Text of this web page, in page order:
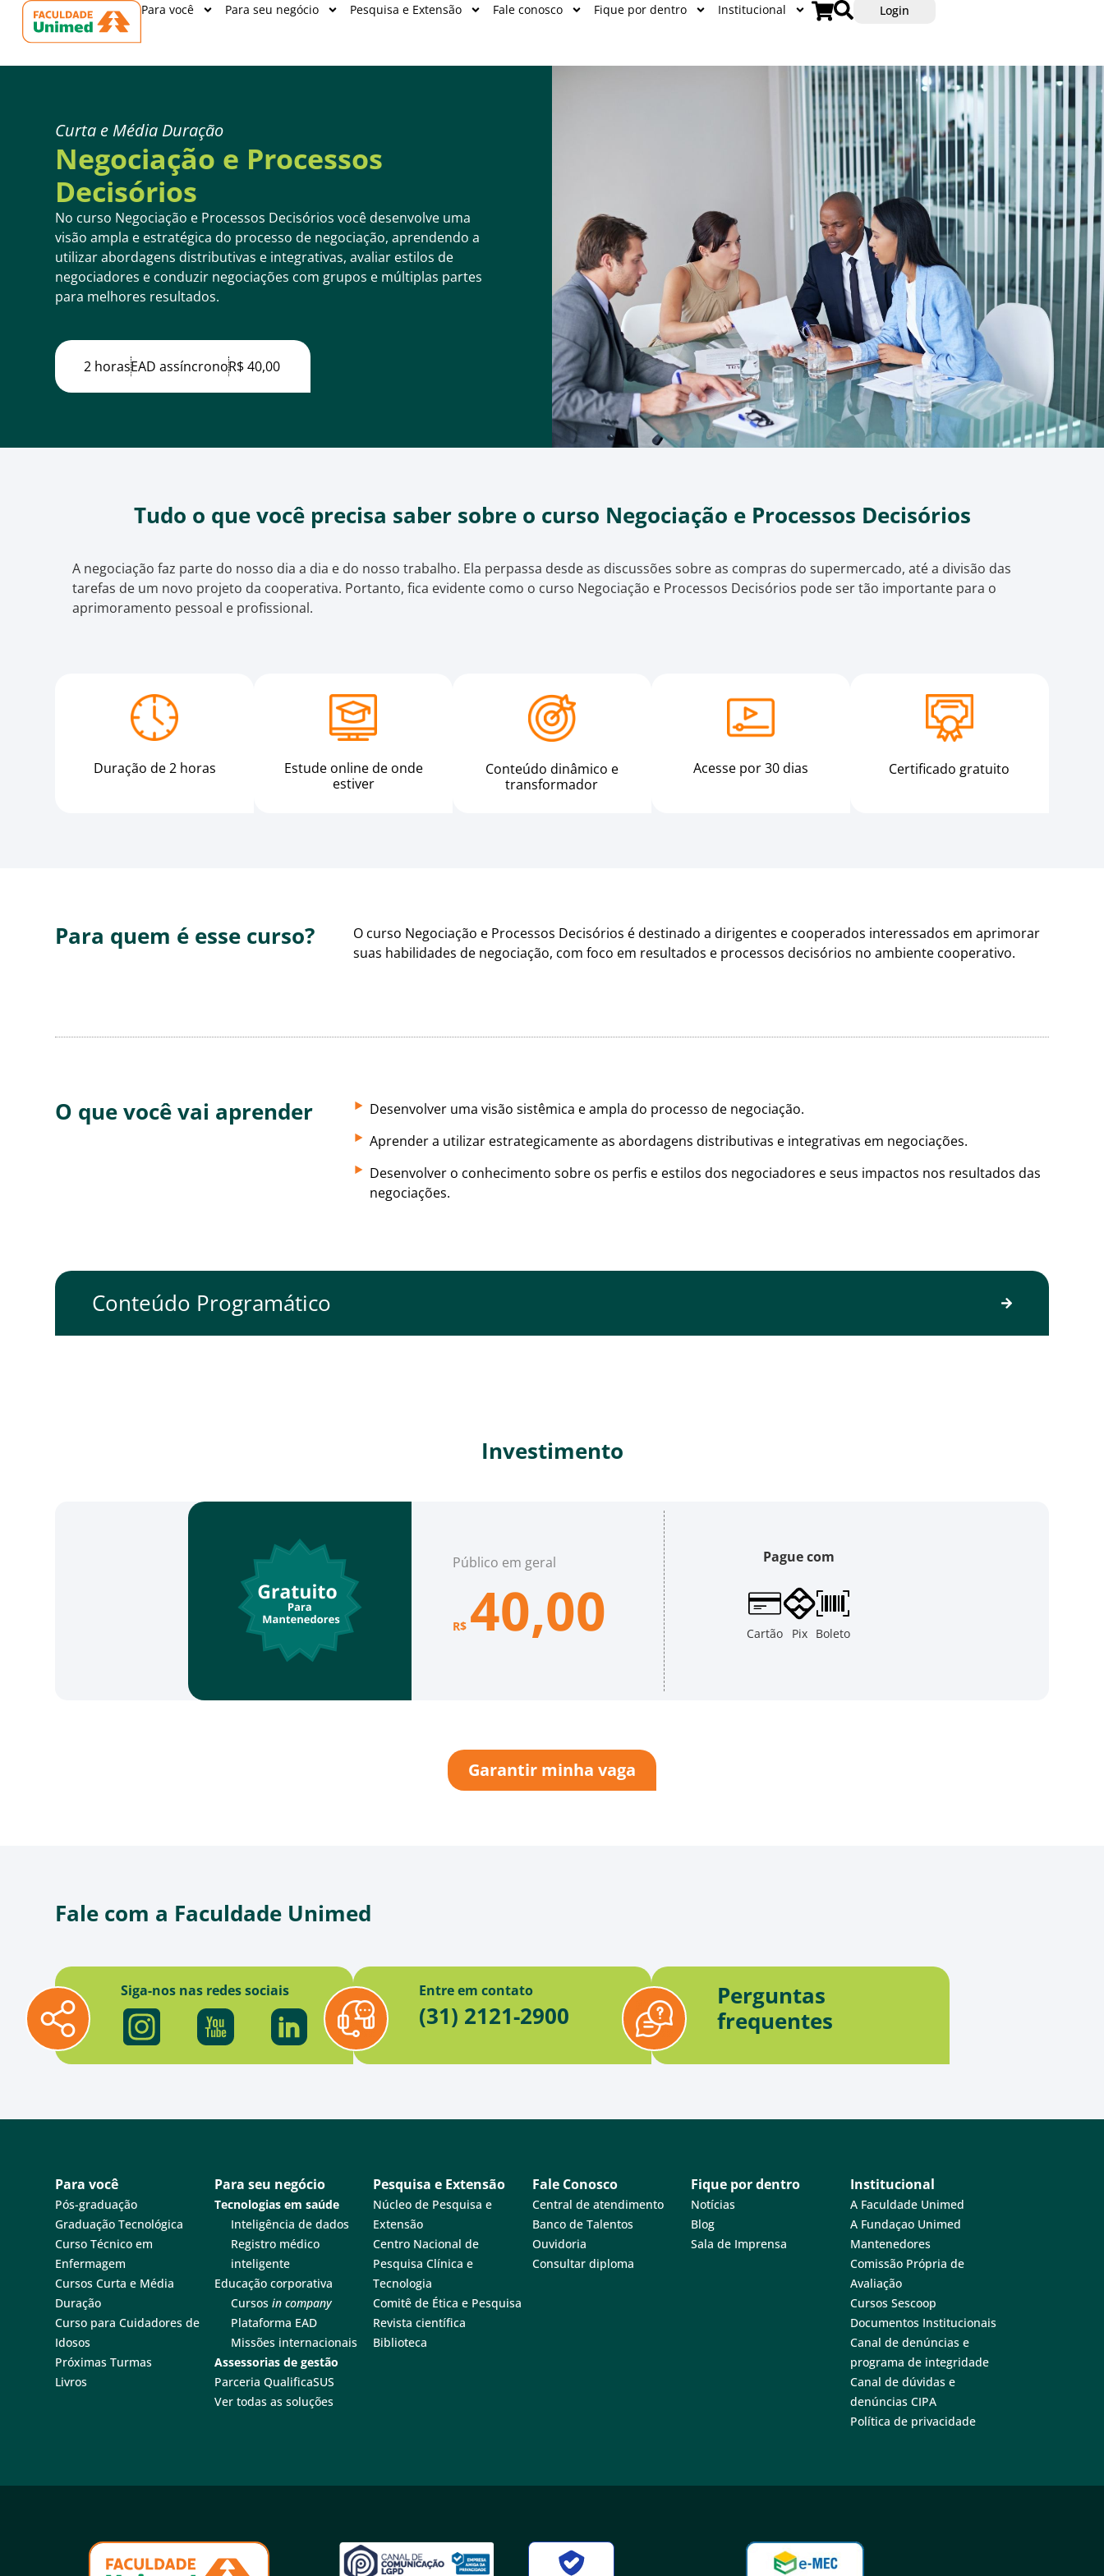
Para você Para seu negócio Pesquisa e Extensão Fale conosco Fique por dentro Institucional Login
Curta e Média Duração
Negociação e Processos
Decisórios
No curso Negociação e Processos Decisórios você desenvolve uma
visão ampla e estratégica do processo de negociação, aprendendo a
utilizar abordagens distributivas e integrativas, avaliar estilos de
negociadores e conduzir negociações com grupos e múltiplas partes
para melhores resultados.
2 horasEAD assíncronoR$ 40,00
Tudo o que você precisa saber sobre o curso Negociação e Processos Decisórios
A negociação faz parte do nosso dia a dia e do nosso trabalho. Ela perpassa desde as discussões sobre as compras do supermercado, até a divisão das
tarefas de um novo projeto da cooperativa. Portanto, fica evidente como o curso Negociação e Processos Decisórios pode ser tão importante para o
aprimoramento pessoal e profissional.
Duração de 2 horas
Estude online de onde
estiver
Conteúdo dinâmico e
transformador
Acesse por 30 dias Certificado gratuito
Para quem é esse curso?
O curso Negociação e Processos Decisórios é destinado a dirigentes e cooperados interessados em aprimorar
suas habilidades de negociação, com foco em resultados e processos decisórios no ambiente cooperativo.
O que você vai aprender
Desenvolver uma visão sistêmica e ampla do processo de negociação.
Aprender a utilizar estrategicamente as abordagens distributivas e integrativas em negociações.
Desenvolver o conhecimento sobre os perfis e estilos dos negociadores e seus impactos nos resultados das
negociações.
Conteúdo Programático
Investimento
Público em geral
R$ 40,00
Pague com
Cartão Pix Boleto
Garantir minha vaga
Fale com a Faculdade Unimed
Siga-nos nas redes sociais Entre em contato
(31) 2121-2900
Perguntas
frequentes
Para você
Pós-graduação
Graduação Tecnológica
Curso Técnico em
Enfermagem
Cursos Curta e Média
Duração
Curso para Cuidadores de
Idosos
Próximas Turmas
Livros
Para seu negócio
Tecnologias em saúde
Inteligência de dados
Registro médico
inteligente
Educação corporativa
Cursos in company
Plataforma EAD
Missões internacionais
Assessorias de gestão
Parceria QualificaSUS
Ver todas as soluções
Pesquisa e Extensão
Núcleo de Pesquisa e
Extensão
Centro Nacional de
Pesquisa Clínica e
Tecnologia
Comitê de Ética e Pesquisa
Revista científica
Biblioteca
Fale Conosco
Central de atendimento
Banco de Talentos
Ouvidoria
Consultar diploma
Fique por dentro
Notícias
Blog
Sala de Imprensa
Institucional
A Faculdade Unimed
A Fundaçao Unimed
Mantenedores
Comissão Própria de
Avaliação
Cursos Sescoop
Documentos Institucionais
Canal de denúncias e
programa de integridade
Canal de dúvidas e
denúncias CIPA
Política de privacidade